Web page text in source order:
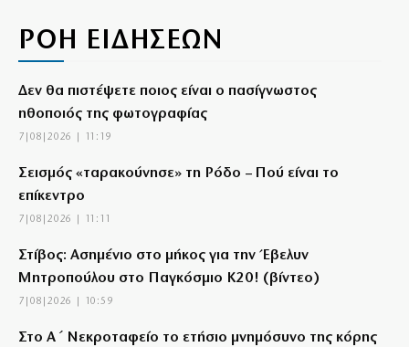
ΡΟΗ ΕΙΔΗΣΕΩΝ
Δεν θα πιστέψετε ποιος είναι ο πασίγνωστος
ηθοποιός της φωτογραφίας
7|08|2026 | 11:19
Σεισμός «ταρακούνησε» τη Ρόδο – Πού είναι το
επίκεντρο
7|08|2026 | 11:11
Στίβος: Ασημένιο στο μήκος για την Έβελυν
Μητροπούλου στο Παγκόσμιο Κ20! (βίντεο)
7|08|2026 | 10:59
Στο Α΄ Νεκροταφείο το ετήσιο μνημόσυνο της κόρης